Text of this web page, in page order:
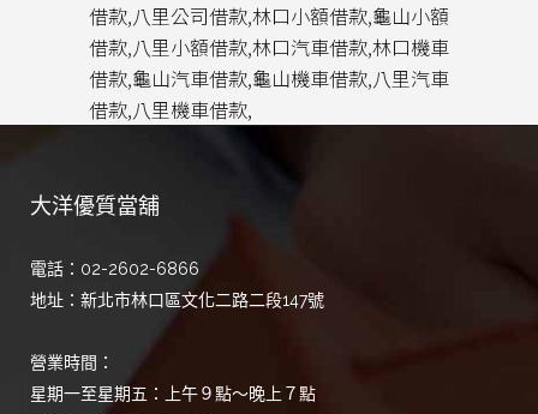
借款,八里公司借款,林口小額借款,龜山小額
借款,八里小額借款,林口汽車借款,林口機車
借款,龜山汽車借款,龜山機車借款,八里汽車
借款,八里機車借款,
大洋優質當舖
電話：02-2602-6866
地址：新北市林口區文化二路二段147號
營業時間：
星期一至星期五：上午９點～晚上７點